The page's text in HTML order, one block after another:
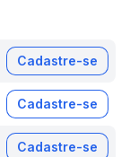
Cadastre-se
Cadastre-se
Cadastre-se